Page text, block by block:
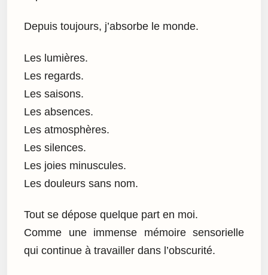
Depuis toujours, j’absorbe le monde.
Les lumières.
Les regards.
Les saisons.
Les absences.
Les atmosphères.
Les silences.
Les joies minuscules.
Les douleurs sans nom.
Tout se dépose quelque part en moi.
Comme une immense mémoire sensorielle
qui continue à travailler dans l’obscurité.